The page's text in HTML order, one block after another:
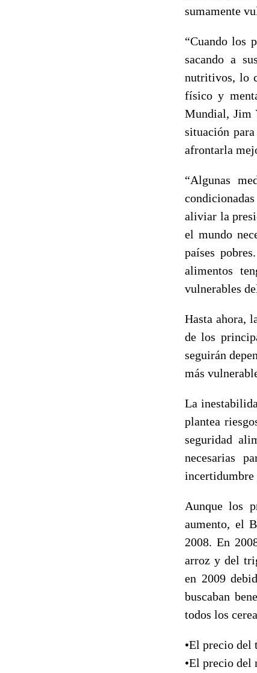
sumamente
“Cuando los
sacando a
nutritivos, lo
físico y
Mundial, Jim
situación
afrontarla
“Algunas
aliviar la
el mundo
países
alimentos
vulnerables
Hasta ahora,
de los
seguirán
más
La
plantea
seguridad
necesarias
incertidumbre
Aunque los
aumento, el
2008. En
arroz y del
en 2009
buscaban
todos los
•El precio del
•El precio del